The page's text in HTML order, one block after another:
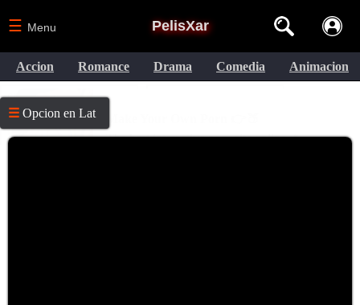
PelisXar
☰ Menu
Accion Romance Drama Comedia Animacion
☰ Opcion en Lat